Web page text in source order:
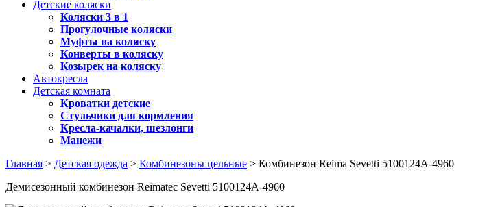
Детские коляски
Коляски 3 в 1
Прогулочные коляски
Муфты на коляску
Конверты в коляску
Козырек на коляску
Автокресла
Детская комната
Кроватки детские
Стульчики для кормления
Кресла-качалки, шезлонги
Манежи
Главная > Детская одежда > Комбинезоны цельные > Комбинезон Reima Sevetti 5100124A-4960
Демисезонный комбинезон Reimatec Sevetti 5100124A-4960